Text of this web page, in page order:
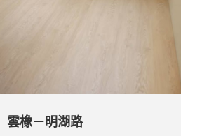
雲橡－明湖路